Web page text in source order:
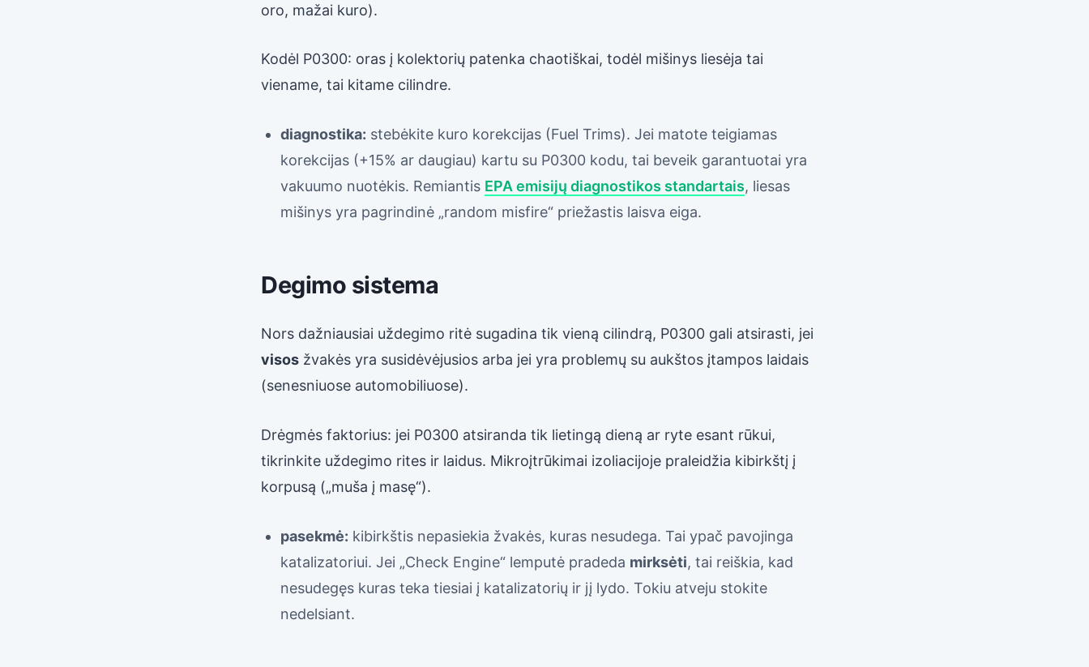
oro, mažai kuro).
Kodėl P0300: oras į kolektorių patenka chaotiškai, todėl mišinys liesėja tai
viename, tai kitame cilindre.
diagnostika: stebėkite kuro korekcijas (Fuel Trims). Jei matote teigiamas
korekcijas (+15% ar daugiau) kartu su P0300 kodu, tai beveik garantuotai yra
vakuumo nuotėkis. Remiantis EPA emisijų diagnostikos standartais, liesas
mišinys yra pagrindinė „random misfire“ priežastis laisva eiga.
Degimo sistema
Nors dažniausiai uždegimo ritė sugadina tik vieną cilindrą, P0300 gali atsirasti, jei
visos žvakės yra susidėvėjusios arba jei yra problemų su aukštos įtampos laidais
(senesniuose automobiliuose).
Drėgmės faktorius: jei P0300 atsiranda tik lietingą dieną ar ryte esant rūkui,
tikrinkite uždegimo rites ir laidus. Mikroįtrūkimai izoliacijoje praleidžia kibirkštį į
korpusą („muša į masę“).
pasekmė: kibirkštis nepasiekia žvakės, kuras nesudega. Tai ypač pavojinga
katalizatoriui. Jei „Check Engine“ lemputė pradeda mirksėti, tai reiškia, kad
nesudegęs kuras teka tiesiai į katalizatorių ir jį lydo. Tokiu atveju stokite
nedelsiant.